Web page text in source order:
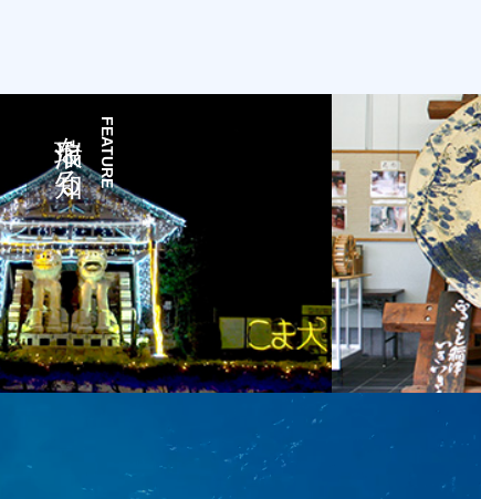
FEATURE
瑞浪を知る